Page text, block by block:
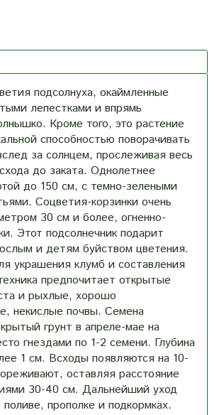
подсолнуха, окаймленные
лепестками и впрямь
Кроме того, это растение
способностью поворачивать
за солнцем, прослеживая весь
до заката. Однолетнее
до 150 см, с темно-зелеными
Соцветия-корзинки очень
30 см и более, огненно-
Этот подсолнечник подарит
и детям буйством цветения.
украшения клумб и составления
предпочитает открытые
и рыхлые, хорошо
некислые почвы. Семена
грунт в апреле-мае на
гнездами по 1-2 семени. Глубина
1 см. Всходы появляются на 10-
оставляя расстояние
30-40 см. Дальнейший уход
прополке и подкормках.